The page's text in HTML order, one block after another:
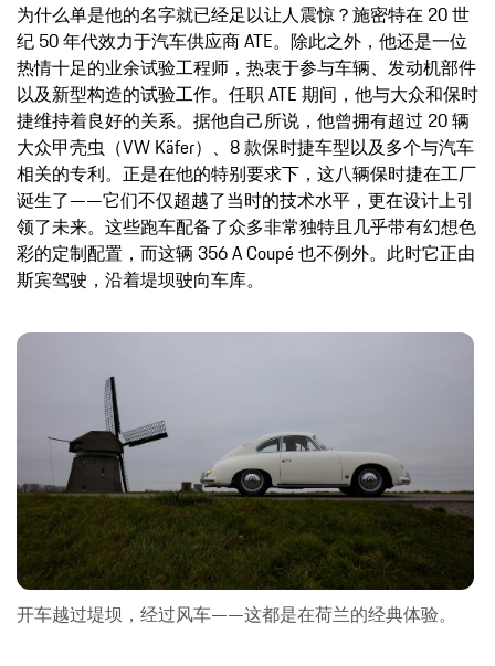
为什么单是他的名字就已经足以让人震惊？施密特在 20 世
纪 50 年代效力于汽车供应商 ATE。除此之外，他还是一位
热情十足的业余试验工程师，热衷于参与车辆、发动机部件
以及新型构造的试验工作。任职 ATE 期间，他与大众和保时
捷维持着良好的关系。据他自己所说，他曾拥有超过 20 辆
大众甲壳虫（VW Käfer）、8 款保时捷车型以及多个与汽车
相关的专利。正是在他的特别要求下，这八辆保时捷在工厂
诞生了——它们不仅超越了当时的技术水平，更在设计上引
领了未来。这些跑车配备了众多非常独特且几乎带有幻想色
彩的定制配置，而这辆 356 A Coupé 也不例外。此时它正由
斯宾驾驶，沿着堤坝驶向车库。
开车越过堤坝，经过风车——这都是在荷兰的经典体验。